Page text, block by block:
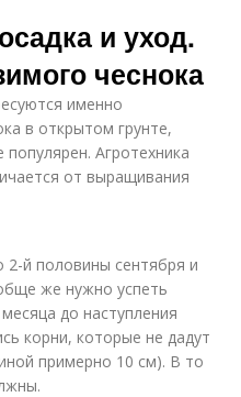
и уход.
чеснока
именно
в открытом грунте,
Агротехника
от выращивания
й половины сентября и
же нужно успеть
до наступления
корни, которые не дадут
примерно 10 см). В то